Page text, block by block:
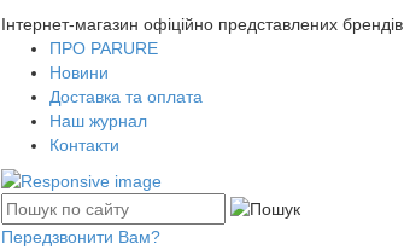
Інтернет-магазин офіційно представлених брендів
ПРО PARURE
Новини
Доставка та оплата
Наш журнал
Контакти
Передзвонити Вам?